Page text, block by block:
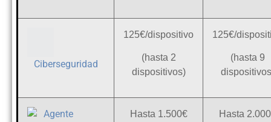
Ciberseguridad
125€/dispositivo
(hasta 2
dispositivos)
125€/
(hasta 9
Hasta 1.500€ Hasta